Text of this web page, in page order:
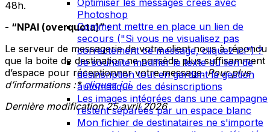
Optimiser les messages créés avec
Photoshop
Comment mettre en place un lien de
secours ("Si vous ne visualisez pas
correctement ce message, cliquez ici") ?
Je souhaite modifier le texte du lien de
désinsription tout en gardant la gestion
automatique des désinscriptions
Les images intégrées dans une campagne
restent séparées par un espace blanc
Mon fichier de destinataires ne s'importe
48h.
- “NPAI (overquota)” :
Le serveur de messagerie de votre client nous à répondu
que la boite de destination ne possède plus suffisamment
d’espace pour réceptionner votre message.Pour plus
d’informations :*cliquez ici
Dernière modification25 avril 2026